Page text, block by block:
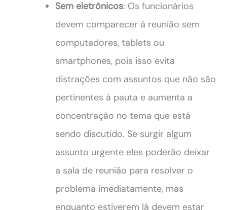
Sem eletrônicos: Os funcionários
devem comparecer à reunião sem
computadores, tablets ou
smartphones, pois isso evita
distrações com assuntos que não são
pertinentes à pauta e aumenta a
concentração no tema que está
sendo discutido. Se surgir algum
assunto urgente eles poderão deixar
a sala de reunião para resolver o
problema imediatamente, mas
enquanto estiverem lá devem estar